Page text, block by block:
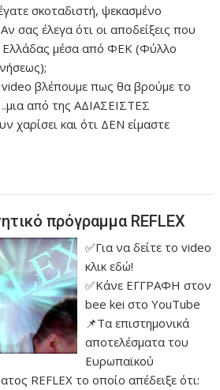
σκοταδιστή, ψεκασμένο
σας έλεγα ότι οι αποδείξεις που
Ελλάδας μέσα από ΦΕΚ (Φύλλο
βλέπουμε πως θα βρούμε το
από της ΑΔΙΑΣΕΙΣΤΕΣ
χαρίσει και ότι ΔΕΝ είμαστε
πρόγραμμα REFLEX
✅Για να δείτε το video
κλικ εδώ!
✅Κάνε ΕΓΓΡΑΦΗ στον
bee kei στο YouTube
📌Τα επιστημονικά
αποτελέσματα του
Ευρωπαϊκού
REFLEX το οποίο απέδειξε ότι: